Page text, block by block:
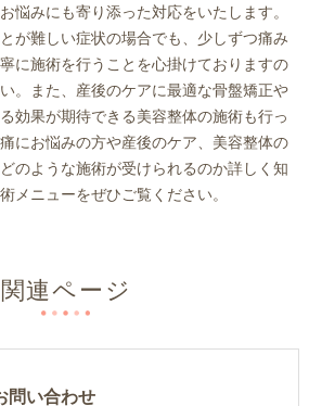
悩みにも寄り添った対応をいたします。
が難しい症状の場合でも、少しずつ痛み
に施術を行うことを心掛けておりますの
。また、産後のケアに最適な骨盤矯正や
効果が期待できる美容整体の施術も行っ
にお悩みの方や産後のケア、美容整体の
のような施術が受けられるのか詳しく知
メニューをぜひご覧ください。
関連ページ
問い合わせ